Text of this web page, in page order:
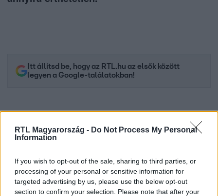
RTL Magyarország - Do Not Process My Personal
Information
If you wish to opt-out of the sale, sharing to third parties, or
processing of your personal or sensitive information for
targeted advertising by us, please use the below opt-out
section to confirm your selection. Please note that after your
Itt állítsd be, hogy az RTL.hu az elsők között
legyen a Google-találatokban!